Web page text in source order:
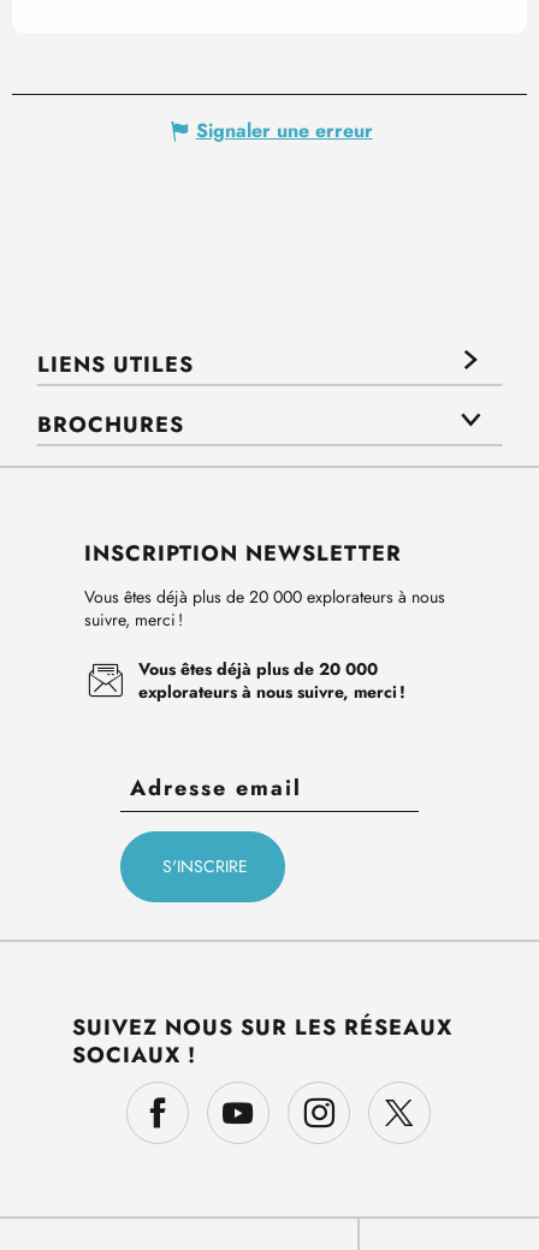
Signaler une erreur
LIENS UTILES
BROCHURES
INSCRIPTION NEWSLETTER
Vous êtes déjà plus de 20 000 explorateurs à nous
suivre, merci !
Vous êtes déjà plus de 20 000
explorateurs à nous suivre, merci !
SUIVEZ NOUS SUR LES RÉSEAUX
SOCIAUX !